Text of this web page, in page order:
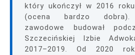
który ukończył w 2016
(ocena bardzo dobra).
zawodowe budował
Szczecińskiej Izbie
2017–2019. Od 2020